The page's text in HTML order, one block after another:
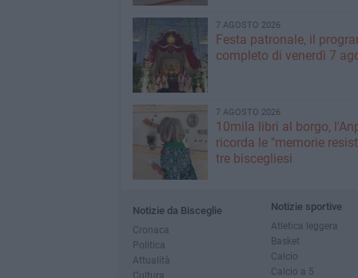
7 AGOSTO 2026
Festa patronale, il
completo di venerdì 7
7 AGOSTO 2026
10mila libri al borgo,
ricorda le "memorie
tre biscegliesi
Notizie da Bisceglie
Cronaca
Politica
Attualità
Cultura
Notizie sportive
Atletica leggera
Basket
Calcio
Calcio a 5